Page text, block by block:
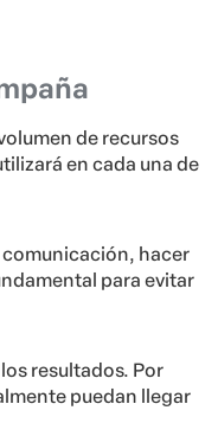
de recursos
en cada una de
comunicación, hacer
para evitar
resultados. Por
puedan llegar